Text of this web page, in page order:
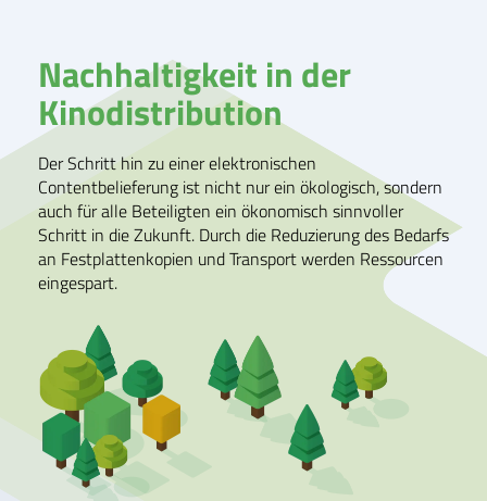
Nachhaltigkeit in der
Kinodistribution
Der Schritt hin zu einer elektronischen
Contentbelieferung ist nicht nur ein ökologisch, sondern
auch für alle Beteiligten ein ökonomisch sinnvoller
Schritt in die Zukunft. Durch die Reduzierung des Bedarfs
an Festplattenkopien und Transport werden Ressourcen
eingespart.